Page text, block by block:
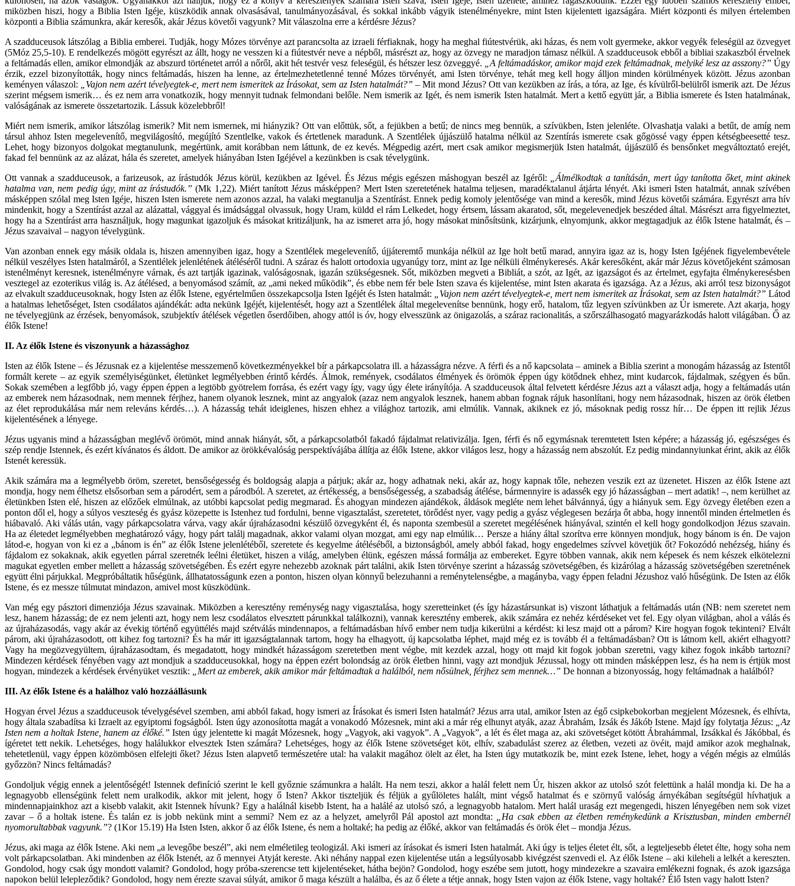
miközben hiszi, hogy a Biblia Isten Igéje, küszködik annak olvasásával, tanulmányozásával, és sokkal inkább vágyik istenélményekre, mint Isten kijelentett igazságára. Miért központi és milyen értelemben
központi a Biblia számunkra, akár keresők, akár Jézus követői vagyunk? Mit válaszolna erre a kérdésre Jézus?
A szadduceusok látszólag a Biblia emberei. Tudják, hogy Mózes törvénye azt parancsolta az izraeli férfiaknak, hogy ha meghal fiútestvérük, aki házas, és nem volt gyermeke, akkor vegyék feleségül az özvegyet
(5Móz 25,5-10). E rendelkezés mögött egyrészt az állt, hogy ne vesszen ki a fiútestvér neve a népből, másrészt az, hogy az özvegy ne maradjon támasz nélkül. A szadduceusok ebből a bibliai szakaszból érvelnek
a feltámadás ellen, amikor elmondják az abszurd történetet arról a nőről, akit hét testvér vesz feleségül, és hétszer lesz özveggyé.
„A feltámadáskor, amikor majd ezek feltámadnak, melyiké lesz az asszony?” Úgy
érzik, ezzel bizonyították, hogy nincs feltámadás, hiszen ha lenne, az értelmezhetetlenné tenné Mózes törvényét, ami Isten törvénye, tehát meg kell hogy álljon minden körülmények között. Jézus azonban
keményen válaszol:
„Vajon nem azért tévelyegtek-e, mert nem ismeritek az Írásokat, sem az Isten hatalmát?” –Mit mond Jézus? Ott van kezükben az írás, a tóra, az Ige, és kívülről-belülről ismerik azt. De Jézus
szerint mégsem ismerik… és ez nem arra vonatkozik, hogy mennyit tudnak felmondani belőle. Nem ismerik az Igét, és nem ismerik Isten hatalmát. Mert a kettő együtt jár, a Biblia ismerete és Isten hatalmának,
valóságának az ismerete összetartozik. Lássuk közelebbről!
Miért nem ismerik, amikor látszólag ismerik? Mit nem ismernek, mi hiányzik? Ott van előttük, sőt, a fejükben a betű; de nincs meg bennük, a szívükben, Isten jelenléte. Olvashatja valaki a betűt, de amíg nem
társul ahhoz Isten megelevenítő, megvilágosító, megújító Szentlelke, vakok és értetlenek maradunk. A Szentlélek újjászülő hatalma nélkül az Szentírás ismerete csak gőgössé vagy éppen kétségbeesetté tesz.
Lehet, hogy bizonyos dolgokat megtanulunk, megértünk, amit korábban nem láttunk, de ez kevés. Mégpedig azért, mert csak amikor megismerjük Isten hatalmát, újjászülő és bensőnket megváltoztató erejét,
fakad fel bennünk az az alázat, hála és szeretet, amelyek hiányában Isten Igéjével a kezünkben is csak tévelygünk.
Ott vannak a szadduceusok, a farizeusok, az írástudók Jézus körül, kezükben az Igével. És Jézus mégis egészen máshogyan beszél az Igéről:
„Álmélkodtak a tanításán, mert úgy tanította őket, mint akinek
hatalma van, nem pedig úgy, mint az írástudók.”(Mk 1,22). Miért tanított Jézus másképpen? Mert Isten szeretetének hatalma teljesen, maradéktalanul átjárta lényét. Aki ismeri Isten hatalmát, annak szívében
másképpen szólal meg Isten Igéje, hiszen Isten ismerete nem azonos azzal, ha valaki megtanulja a Szentírást. Ennek pedig komoly jelentősége van mind a keresők, mind Jézus követői számára. Egyrészt arra hív
mindenkit, hogy a Szentírást azzal az alázattal, vággyal és imádsággal olvassuk, hogy Uram, küldd el rám Lelkedet, hogy értsem, lássam akaratod, sőt, megelevenedjek beszéded által. Másrészt arra figyelmeztet,
hogy ha a Szentírást arra használjuk, hogy magunkat igazoljuk és másokat kritizáljunk, ha az ismeret arra jó, hogy másokat minősítsünk, kizárjunk, elnyomjunk, akkor megtagadjuk az élők Istene hatalmát, és –
Jézus szavaival – nagyon tévelygünk.
Van azonban ennek egy másik oldala is, hiszen amennyiben igaz, hogy a Szentlélek megelevenítő, újjáteremtő munkája nélkül az Ige holt betű marad, annyira igaz az is, hogy Isten Igéjének figyelembevétele
nélkül veszélyes Isten hatalmáról, a Szentlélek jelenlétének átéléséről tudni. A száraz és halott ortodoxia ugyanúgy torz, mint az Ige nélküli élménykeresés. Akár keresőként, akár már Jézus követőjeként számosan
istenélményt keresnek, istenélményre várnak, és azt tartják igazinak, valóságosnak, igazán szükségesnek. Sőt, miközben megveti a Bibliát, a szót, az Igét, az igazságot és az értelmet, egyfajta élménykeresésben
vesztegel az ezoterikus világ is. Az átélésed, a benyomásod számít, az „ami neked működik”, és ebbe nem fér bele Isten szava és kijelentése, mint Isten akarata és igazsága. Az a Jézus, aki arról tesz bizonyságot
az elvakult szadduceusoknak, hogy Isten az élők Istene, egyértelműen összekapcsolja Isten Igéjét és Isten hatalmát:
„Vajon nem azért tévelyegtek-e, mert nem ismeritek az Írásokat, sem az Isten hatalmát?” Látod
a hatalmas lehetőséget, Isten csodálatos ajándékát: adta nekünk Igéjét, kijelentését, hogy azt a Szentlélek által megelevenítse bennünk, hogy erő, hatalom, tűz legyen szívünkben az Úr ismerete. Azt akarja, hogy
ne tévelyegjünk az érzések, benyomások, szubjektív átélések végetlen őserdőiben, ahogy attól is óv, hogy elvesszünk az önigazolás, a száraz racionalitás, a szőrszálhasogató magyarázkodás halott világában. Ő az
élők Istene!
II. Az élők Istene és viszonyunk a házassághoz
Isten az élők Istene – és Jézusnak ez a kijelentése messzemenő következményekkel bír a párkapcsolatra ill. a házasságra nézve. A férfi és a nő kapcsolata – aminek a Biblia szerint a monogám házasság az Istentől
formált kerete – az egyik személyiségünket, életünket legmélyebben érintő kérdés. Álmok, remények, csodálatos élmények és örömök éppen úgy kötődnek ehhez, mint kudarcok, fájdalmak, szégyen és bűn.
Sokak szemében a legfőbb jó, vagy éppen éppen a legtöbb gyötrelem forrása, és ezért vagy így, vagy úgy élete irányítója. A szadduceusok által felvetett kérdésre Jézus azt a választ adja, hogy a feltámadás után
az emberek nem házasodnak, nem mennek férjhez, hanem olyanok lesznek, mint az angyalok (azaz nem angyalok lesznek, hanem abban fognak rájuk hasonlítani, hogy nem házasodnak, hiszen az örök életben
az élet reprodukálása már nem releváns kérdés…). A házasság tehát ideiglenes, hiszen ehhez a világhoz tartozik, ami elmúlik. Vannak, akiknek ez jó, másoknak pedig rossz hír… De éppen itt rejlik Jézus
kijelentésének a lényege.
Jézus ugyanis mind a házasságban meglévő örömöt, mind annak hiányát, sőt, a párkapcsolatból fakadó fájdalmat relativizálja. Igen, férfi és nő egymásnak teremtetett Isten képére; a házasság jó, egészséges és
szép rendje Istennek, és ezért kívánatos és áldott. De amikor az örökkévalóság perspektívájába állítja az élők Istene, akkor világos lesz, hogy a házasság nem abszolút. Ez pedig mindannyiunkat érint, akik az élők
Istenét keressük.
Akik számára ma a legmélyebb öröm, szeretet, bensőségesség és boldogság alapja a párjuk; akár az, hogy adhatnak neki, akár az, hogy kapnak tőle, nehezen veszik ezt az üzenetet. Hiszen az élők Istene azt
mondja, hogy nem élhetsz elsősorban sem a párodért, sem a párodból. A szeretet, az értékesség, a bensőségesség, a szabadság átélése, bármennyire is adassék egy jó házasságban – mert adatik! –, nem kerülhet az
életünkben Isten elé, hiszen az előzőek elmúlnak, az utóbbi kapcsolat pedig megmarad. És ahogyan mindezen ajándékok, áldások megléte nem lehet bálvánnyá, úgy a hiányuk sem. Egy özvegy életében ezen a
ponton dől el, hogy a súlyos veszteség és gyász közepette is Istenhez tud fordulni, benne vigasztalást, szeretetet, törődést nyer, vagy pedig a gyász véglegesen bezárja őt abba, hogy innentől minden értelmetlen és
hiábavaló. Aki válás után, vagy párkapcsolatra várva, vagy akár újraházasodni készülő özvegyként él, és naponta szembesül a szeretet megélésének hiányával, szintén el kell hogy gondolkodjon Jézus szavain.
Ha az életedet legmélyebben meghatározó vágy, hogy párt találj magadnak, akkor valami olyan mozgat, ami egy nap elmúlik… Persze a hiány által szorítva erre könnyen mondjuk, hogy bánom is én. De vajon
látod-e, hogyan von ki ez a „bánom is én” az élők Istene jelenlétéből, szeretete és kegyelme átéléséből, a biztonságból, amely abból fakad, hogy engedelmes szívvel követjük őt? Fokozódó nehézség, hiány és
fájdalom ez sokaknak, akik egyetlen párral szeretnék leélni életüket, hiszen a világ, amelyben élünk, egészen mássá formálja az embereket. Egyre többen vannak, akik nem képesek és nem készek elkötelezni
magukat egyetlen ember mellett a házasság szövetségében. És ezért egyre nehezebb azoknak párt találni, akik Isten törvénye szerint a házasság szövetségében, és kizárólag a házasság szövetségében szeretnének
együtt élni párjukkal. Megpróbáltatik hűségünk, állhatatosságunk ezen a ponton, hiszen olyan könnyű belezuhanni a reménytelenségbe, a magányba, vagy éppen feladni Jézushoz való hűségünk. De Isten az élők
Istene, és ez messze túlmutat mindazon, amivel most küszködünk.
Van még egy pásztori dimenziója Jézus szavainak. Miközben a keresztény reménység nagy vigasztalása, hogy szeretteinket (és így házastársunkat is) viszont láthatjuk a feltámadás után (NB: nem szeretet nem
lesz, hanem házasság; de ez nem jelenti azt, hogy nem lesz csodálatos elvesztett párunkkal találkozni), vannak keresztény emberek, akik számára ez nehéz kérdéseket vet fel. Egy olyan világban, ahol a válás és
az újraházasodás, vagy akár az évekig történő együttélés majd szétválás mindennapos, a feltámadásban hívő ember nem tudja kikerülni a kérdést: ki lesz majd ott a párom? Kire hogyan fogok tekinteni? Elvált
párom, aki újraházasodott, ott kihez fog tartozni? És ha már itt igazságtalannak tartom, hogy ha elhagyott, új kapcsolatba léphet, majd még ez is tovább él a feltámadásban? Ott is látnom kell, akiért elhagyott?
Vagy ha megözvegyültem, újraházasodtam, és megadatott, hogy mindkét házasságom szeretetben ment végbe, mit kezdek azzal, hogy ott majd kit fogok jobban szeretni, vagy kihez fogok inkább tartozni?
Mindezen kérdések fényében vagy azt mondjuk a szadduceusokkal, hogy na éppen ezért bolondság az örök életben hinni, vagy azt mondjuk Jézussal, hogy ott minden másképpen lesz, és ha nem is értjük most
hogyan, mindezek a kérdések érvényüket vesztik:
„Mert az emberek, akik amikor már feltámadtak a halálból, nem nősülnek, férjhez sem mennek…” De honnan a bizonyosság, hogy feltámadnak a halálból?
III. Az élők Istene és a halálhoz való hozzáállásunk
Hogyan érvel Jézus a szadduceusok tévelygésével szemben, ami abból fakad, hogy ismeri az Írásokat és ismeri Isten hatalmát? Jézus arra utal, amikor Isten az égő csipkebokorban megjelent Mózesnek, és elhívta,
hogy általa szabadítsa ki Izraelt az egyiptomi fogságból. Isten úgy azonosította magát a vonakodó Mózesnek, mint aki a már rég elhunyt atyák, azaz Ábrahám, Izsák és Jákób Istene. Majd így folytatja Jézus:
„Az
Isten nem a holtak Istene, hanem az élőké.”Isten úgy jelentette ki magát Mózesnek, hogy „Vagyok, aki vagyok”. A „Vagyok”, a lét és élet maga az, aki szövetséget kötött Ábrahámmal, Izsákkal és Jákóbbal, és
ígéretet tett nekik. Lehetséges, hogy halálukkor elvesztek Isten számára? Lehetséges, hogy az élők Istene szövetséget köt, elhív, szabadulást szerez az életben, vezeti az övéit, majd amikor azok meghalnak,
tehetetlenül, vagy éppen közömbösen elfelejti őket? Jézus Isten alapvető természetére utal: ha valakit magához ölelt az élet, ha Isten úgy mutatkozik be, mint ezek Istene, lehet, hogy a végén mégis az elmúlás
győzzön? Nincs feltámadás?
Gondoljuk végig ennek a jelentőségét! Istennek definíció szerint le kell győznie számunkra a halált. Ha nem teszi, akkor a halál felett nem Úr, hiszen akkor az utolsó szót felettünk a halál mondja ki. De ha a
legnagyobb ellenségünk felett nem uralkodik, akkor mit jelent, hogy ő Isten? Akkor tiszteljük és féljük a gyűlöletes halált, mint végső hatalmat és e szörnyű valóság árnyékában segítségül hívhatjuk a
mindennapjainkhoz azt a kisebb valakit, akit Istennek hívunk? Egy a halálnál kisebb Istent, ha a halálé az utolsó szó, a legnagyobb hatalom. Mert halál uraság ezt megengedi, hiszen lényegében nem sok vizet
zavar – ő a holtak istene. És talán ez is jobb nekünk mint a semmi? Nem ez az a helyzet, amelyről Pál apostol azt mondta:
„Ha csak ebben az életben reménykedünk a Krisztusban, minden embernél
nyomorultabbak vagyunk.”? (1Kor 15.19) Ha Isten Isten, akkor ő az élők Istene, és nem a holtaké; ha pedig az élőké, akkor van feltámadás és örök élet – mondja Jézus.
Jézus, aki maga az élők Istene. Aki nem „a levegőbe beszél”, aki nem elméletileg teologizál. Aki ismeri az írásokat és ismeri Isten hatalmát. Aki úgy is teljes életet élt, sőt, a legteljesebb életet élte, hogy soha nem
volt párkapcsolatban. Aki mindenben az élők Istenét, az ő mennyei Atyját kereste. Aki néhány nappal ezen kijelentése után a legsúlyosabb kivégzést szenvedi el. Az élők Istene – aki kileheli a lelkét a kereszten.
Gondolod, hogy csak úgy mondott valamit? Gondolod, hogy próba-szerencse tett kijelentéseket, hátha bejön? Gondolod, hogy eszébe sem jutott, hogy mindezekre a szavaira emlékezni fognak, és azok igazsága
napokon belül lelepleződik? Gondolod, hogy nem érezte szavai súlyát, amikor ő maga készült a halálba, és az ő élete a tétje annak, hogy Isten vajon az élők Istene, vagy holtaké? Élő Isten vagy halott Isten?